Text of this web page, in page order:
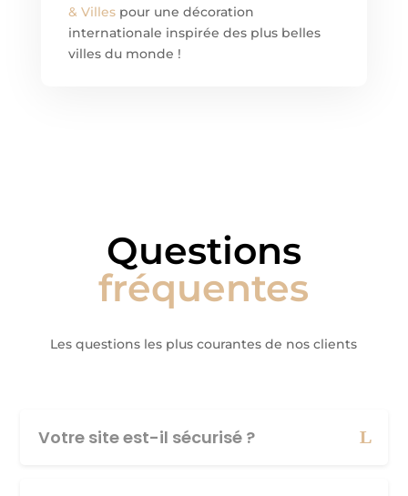
& Villespour une décoration
internationale inspirée des plus belles
villes du monde !
Questions
fréquentes
Les questions les plus courantes de nos clients
Votre site est-il sécurisé ?